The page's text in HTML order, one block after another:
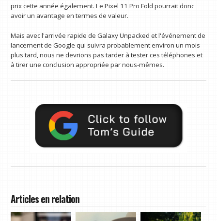
prix cette année également. Le Pixel 11 Pro Fold pourrait donc
avoir un avantage en termes de valeur.
Mais avec l'arrivée rapide de Galaxy Unpacked et l'événement de
lancement de Google qui suivra probablement environ un mois
plus tard, nous ne devrions pas tarder à tester ces téléphones et
à tirer une conclusion appropriée par nous-mêmes.
Articles en relation